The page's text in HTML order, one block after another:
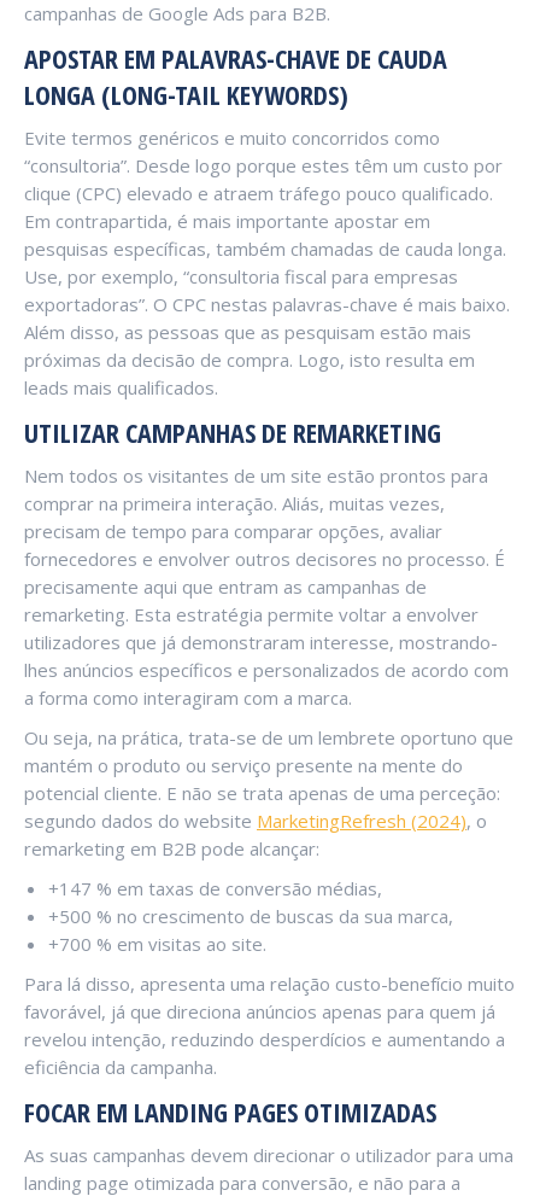
campanhas de Google Ads para B2B.
APOSTAR EM PALAVRAS-CHAVE DE CAUDA
LONGA (LONG-TAIL KEYWORDS)
Evite termos genéricos e muito concorridos como
“consultoria”. Desde logo porque estes têm um custo por
clique (CPC) elevado e atraem tráfego pouco qualificado.
Em contrapartida, é mais importante apostar em
pesquisas específicas, também chamadas de cauda longa.
Use, por exemplo, “consultoria fiscal para empresas
exportadoras”. O CPC nestas palavras-chave é mais baixo.
Além disso, as pessoas que as pesquisam estão mais
próximas da decisão de compra. Logo, isto resulta em
leads mais qualificados.
UTILIZAR CAMPANHAS DE REMARKETING
Nem todos os visitantes de um site estão prontos para
comprar na primeira interação. Aliás, muitas vezes,
precisam de tempo para comparar opções, avaliar
fornecedores e envolver outros decisores no processo. É
precisamente aqui que entram as campanhas de
remarketing. Esta estratégia permite voltar a envolver
utilizadores que já demonstraram interesse, mostrando-
lhes anúncios específicos e personalizados de acordo com
a forma como interagiram com a marca.
Ou seja, na prática, trata-se de um lembrete oportuno que
mantém o produto ou serviço presente na mente do
potencial cliente. E não se trata apenas de uma perceção:
segundo dados do website MarketingRefresh (2024), o
remarketing em B2B pode alcançar:
+147 % em taxas de conversão médias,
+500 % no crescimento de buscas da sua marca,
+700 % em visitas ao site.
Para lá disso, apresenta uma relação custo-benefício muito
favorável, já que direciona anúncios apenas para quem já
revelou intenção, reduzindo desperdícios e aumentando a
eficiência da campanha.
FOCAR EM LANDING PAGES OTIMIZADAS
As suas campanhas devem direcionar o utilizador para uma
landing page otimizada para conversão, e não para a